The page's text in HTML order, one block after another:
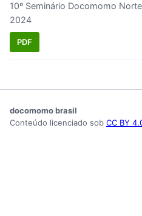
10º Seminário Docomomo
2024
PDF
docomomo brasil
Conteúdo licenciado sob CC BY